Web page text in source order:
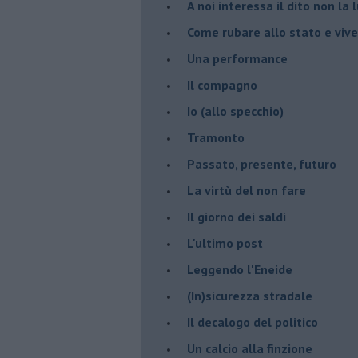
A noi interessa il dito non la
Come rubare allo stato e
Una performance
Il compagno
​Io (allo specchio)
Tramonto
Passato, presente, futuro
La virtù del non fare
Il giorno dei saldi
L'ultimo post
Leggendo l'Eneide
​(In)sicurezza stradale
Il decalogo del politico
Un calcio alla finzione